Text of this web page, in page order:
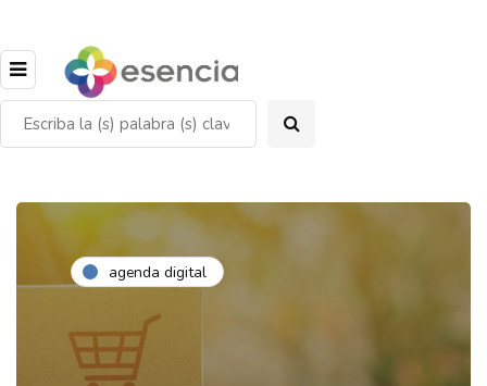
agenda digital